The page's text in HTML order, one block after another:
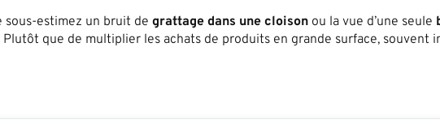
sous-estimez un bruit de grattage dans une cloison ou la vue d’une seule
que de multiplier les achats de produits en grande surface, souvent